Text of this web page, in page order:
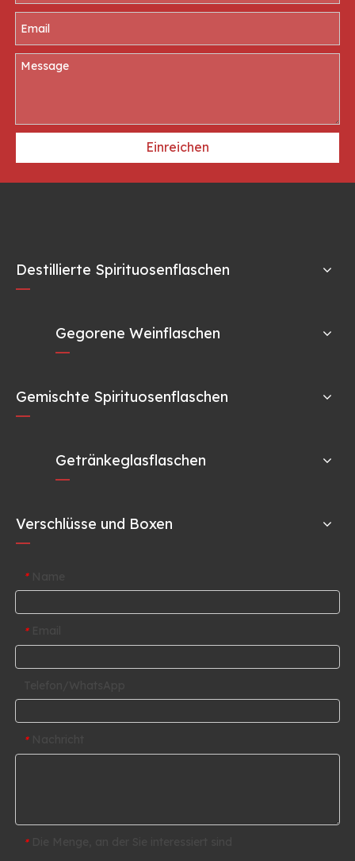
Einreichen
Destillierte Spirituosenflaschen
Gegorene Weinflaschen
Gemischte Spirituosenflaschen
Getränkeglasflaschen
Verschlüsse und Boxen
*
*
*
*